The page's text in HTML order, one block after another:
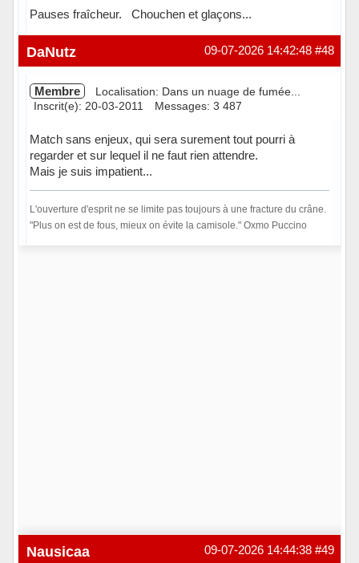
Pauses fraîcheur. Chouchen et glaçons...
Hors ligne #48
09-07-2026 14:42:48
DaNutz
Membre
Localisation: Dans un nuage de fumée...
Inscrit(e): 20-03-2011
Messages: 3 487
Match sans enjeux, qui sera surement tout pourri à
regarder et sur lequel il ne faut rien attendre.
Mais je suis impatient...
L'ouverture d'esprit ne se limite pas toujours à une fracture du crâne.
"Plus on est de fous, mieux on évite la camisole." Oxmo Puccino
#49
09-07-2026 14:44:38
Nausicaa